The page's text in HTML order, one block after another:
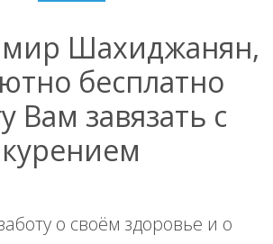
Шахиджанян,
бесплатно
Вам завязать с
курением
о своём здоровье и о